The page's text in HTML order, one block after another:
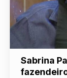
Sabrina
fazendeiro